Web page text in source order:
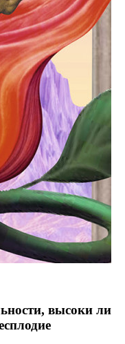
высоки ли